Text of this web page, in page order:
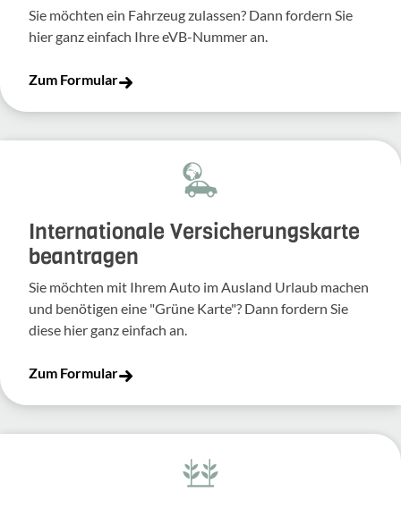
Sie möchten ein Fahr­zeug zulassen? Dann fordern Sie
hier ganz einfach Ihre eVB-​Nummer an.
Zum Formular
Inter­na­tio­nale Versi­che­rungs­karte
bean­tragen
Sie möchten mit Ihrem Auto im Ausland Urlaub machen
und benö­tigen eine "Grüne Karte"? Dann fordern Sie
diese hier ganz einfach an.
Zum Formular